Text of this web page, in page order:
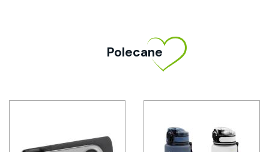
Polecane